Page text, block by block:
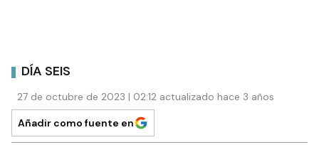
DÍA SEIS
27 de octubre de 2023 | 02:12 actualizado hace 3 años
Añadir como fuente en